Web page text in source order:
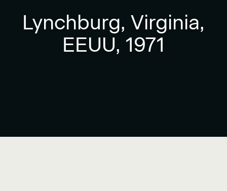
Lynchburg, Virginia,
EEUU, 1971